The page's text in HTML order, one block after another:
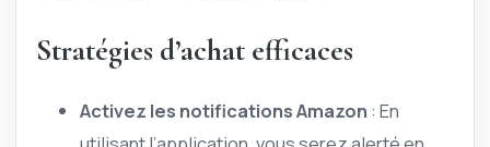
Stratégies d’achat efficaces
Activez les notifications Amazon : En